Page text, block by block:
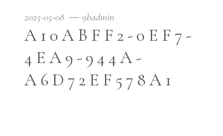
2025-05-08 9badmin
A10ABFF2-0EF7-
4EA9-944A-
A6D72EF578A1